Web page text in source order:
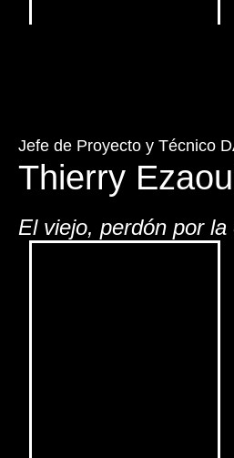
Jefe de Proyecto y Técnico
Thierry
El viejo, perdón por